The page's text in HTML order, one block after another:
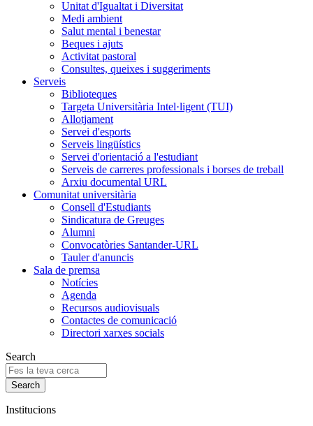
Unitat d'Igualtat i Diversitat
Medi ambient
Salut mental i benestar
Beques i ajuts
Activitat pastoral
Consultes, queixes i suggeriments
Serveis
Biblioteques
Targeta Universitària Intel·ligent (TUI)
Allotjament
Servei d'esports
Serveis lingüístics
Servei d'orientació a l'estudiant
Serveis de carreres professionals i borses de treball
Arxiu documental URL
Comunitat universitària
Consell d'Estudiants
Sindicatura de Greuges
Alumni
Convocatòries Santander-URL
Tauler d'anuncis
Sala de premsa
Notícies
Agenda
Recursos audiovisuals
Contactes de comunicació
Directori xarxes socials
Search
Institucions